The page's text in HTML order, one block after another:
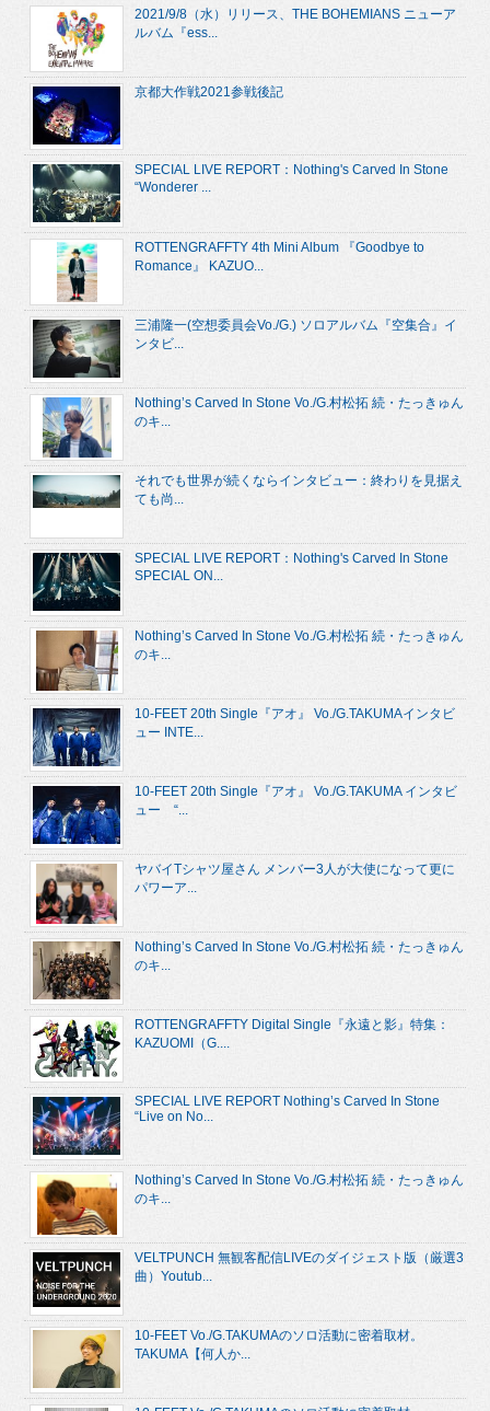
2021/9/8（水）リリース、THE BOHEMIANS ニューア
ルバム『ess...
京都大作戦2021参戦後記
SPECIAL LIVE REPORT：Nothing's Carved In Stone
“Wonderer ...
ROTTENGRAFFTY 4th Mini Album 『Goodbye to
Romance』 KAZUO...
三浦隆一(空想委員会Vo./G.) ソロアルバム『空集合』イ
ンタビ...
Nothing’s Carved In Stone Vo./G.村松拓 続・たっきゅん
のキ...
それでも世界が続くならインタビュー：終わりを見据え
ても尚...
SPECIAL LIVE REPORT：Nothing's Carved In Stone
SPECIAL ON...
Nothing’s Carved In Stone Vo./G.村松拓 続・たっきゅん
のキ...
10-FEET 20th Single『アオ』 Vo./G.TAKUMAインタビ
ュー INTE...
10-FEET 20th Single『アオ』 Vo./G.TAKUMA インタビ
ュー “...
ヤバイTシャツ屋さん メンバー3人が大使になって更に
パワーア...
Nothing’s Carved In Stone Vo./G.村松拓 続・たっきゅん
のキ...
ROTTENGRAFFTY Digital Single『永遠と影』特集：
KAZUOMI（G....
SPECIAL LIVE REPORT Nothing’s Carved In Stone
“Live on No...
Nothing’s Carved In Stone Vo./G.村松拓 続・たっきゅん
のキ...
VELTPUNCH 無観客配信LIVEのダイジェスト版（厳選3
曲）Youtub...
10-FEET Vo./G.TAKUMAのソロ活動に密着取材。
TAKUMA【何人か...